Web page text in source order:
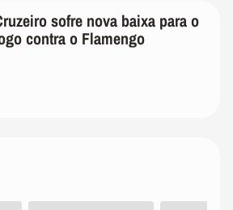
sofre nova baixa para o
contra o Flamengo